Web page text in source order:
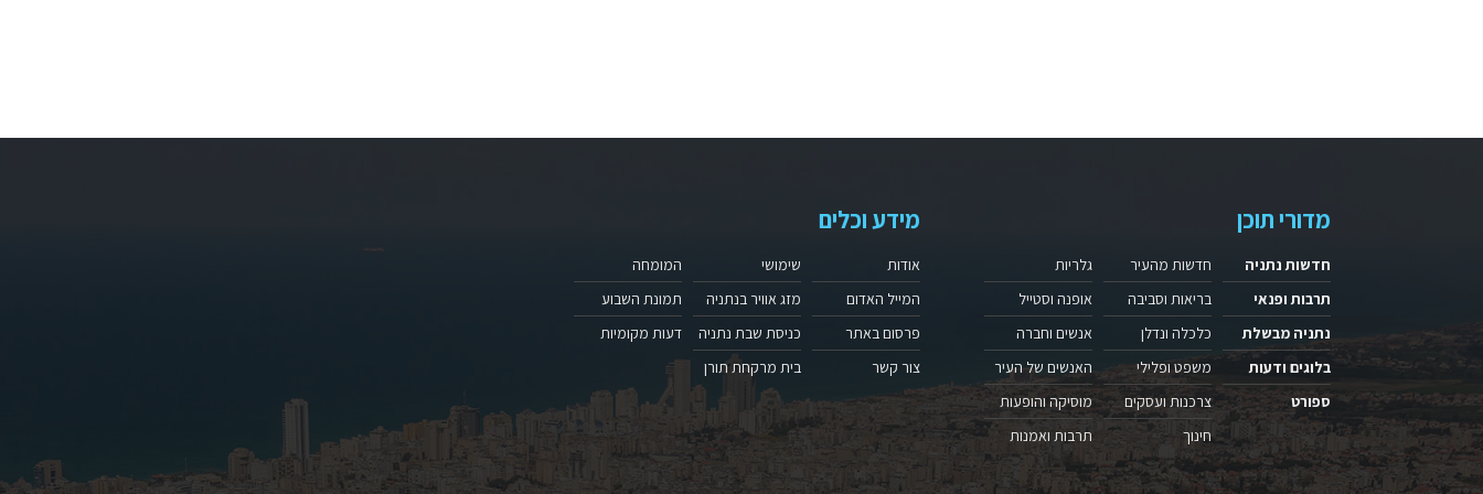
מדורי תוכן
חדשות נתניה
תרבות ופנאי
נתניה מבשלת
בלוגים ודעות
ספורט
חדשות מהעיר
בריאות וסביבה
כלכלה ונדלן
משפט ופלילי
צרכנות ועסקים
חינוך
גלריות
אופנה וסטייל
אנשים וחברה
האנשים של העיר
מוסיקה והופעות
תרבות ואמנות
מידע וכלים
אודות
המייל האדום
פרסום באתר
צור קשר
שימושי
מזג אוויר בנתניה
כניסת שבת נתניה
בית מרקחת תורן
המומחה
תמונת השבוע
דעות מקומיות